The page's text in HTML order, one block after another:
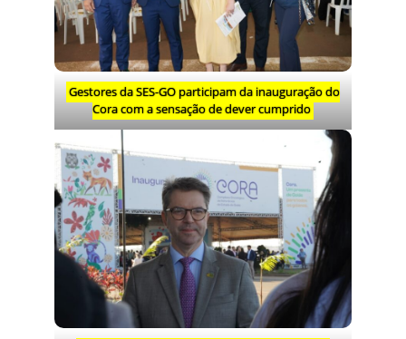
Gestores da SES-GO participam da inauguração do
Cora com a sensação de dever cumprido